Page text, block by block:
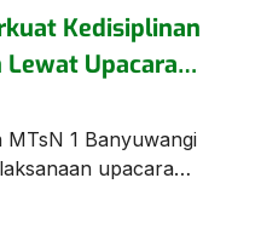
Kedisiplinan
Upacara
1 Banyuwangi
upacara